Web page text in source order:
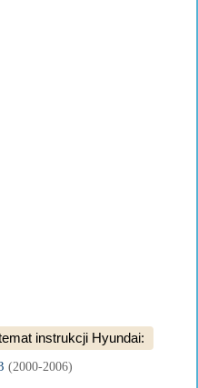
instrukcji Hyundai:
(2000-2006)